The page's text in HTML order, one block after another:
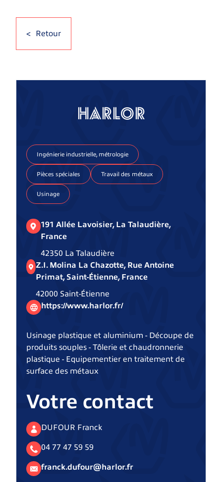
Retour
HARLOR
Ingénierie industrielle, métrologie
Pièces spéciales Travail des métaux
Usinage
191 Allée Lavoisier, La Talaudière,
France
42350 La Talaudière
Z.I. Molina La Chazotte, Rue Antoine
Primat, Saint-Étienne, France
42000 Saint-Étienne
https://www.harlor.fr/
Usinage plastique et aluminium - Découpe de
produits souples - Tôlerie et chaudronnerie
plastique - Equipementier en traitement de
surface des métaux
Votre contact
DUFOUR Franck
04 77 47 59 59
franck.dufour@harlor.fr